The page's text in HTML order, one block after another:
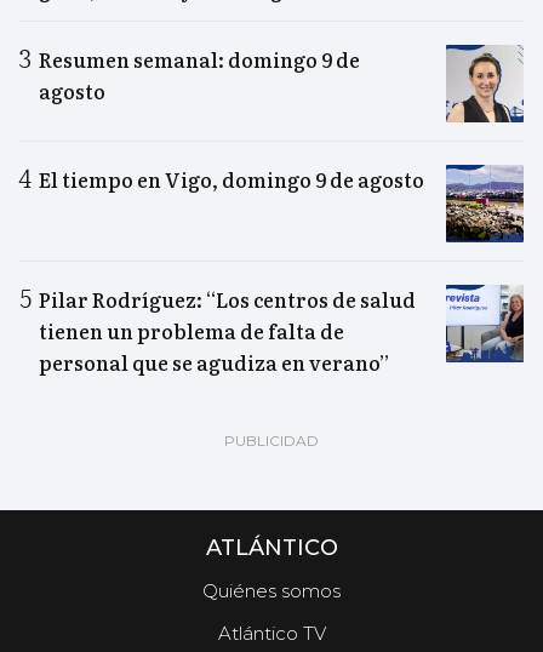
Resumen semanal: domingo 9 de
agosto
El tiempo en Vigo, domingo 9 de agosto
Pilar Rodríguez: “Los centros de salud
tienen un problema de falta de
personal que se agudiza en verano”
ATLÁNTICO
Quiénes somos
Atlántico TV